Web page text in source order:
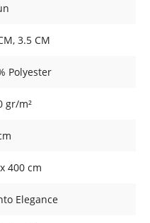
, 3.5 CM
Polyester
gr/m²
400 cm
Elegance